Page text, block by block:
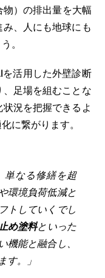
）の排出量を大幅
、人にも地球にも
。
活用した外壁診断
足場を組むことな
況を把握できるよ
に繋がります。
単なる修繕を超
環境負荷低減と
トしていくでし
め塗料といった
機能と融合し、
す。」